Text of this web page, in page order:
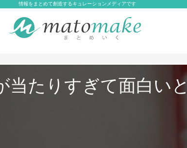
情報をまとめて創造するキュレーションメディアです
当たりすぎて面白い